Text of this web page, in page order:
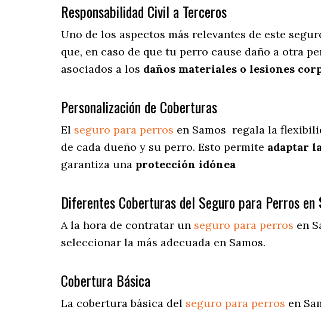
Responsabilidad Civil a Terceros
Uno de los aspectos más relevantes de este
que, en caso de que tu perro cause daño a otra
asociados a los daños materiales o lesiones
Personalización de Coberturas
El seguro para perros en Samos regala la
de cada dueño y su perro. Esto permite adaptar
garantiza una protección idónea
Diferentes Coberturas del Seguro para Perros en
A la hora de contratar un seguro para perros en
seleccionar la más adecuada en Samos.
Cobertura Básica
La cobertura básica del seguro para perros en